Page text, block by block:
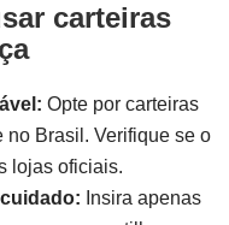
carteiras
Opte por carteiras
no Brasil. Verifique se o
lojas oficiais.
Insira apenas